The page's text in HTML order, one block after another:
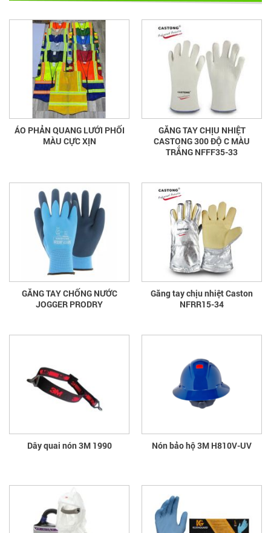
ÁO PHẢN QUANG LƯỚI PHỐI
MÀU CỰC XỊN
GĂNG TAY CHỊU NHIỆT
CASTONG 300 ĐỘ C MÀU
TRẮNG NFFF35-33
GĂNG TAY CHỐNG NƯỚC
JOGGER PRODRY
Găng tay chịu nhiệt Caston
NFRR15-34
Dây quai nón 3M 1990 Nón bảo hộ 3M H810V-UV